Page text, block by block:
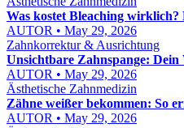
Was kostet Bleaching
AUTOR • May 29, 2026
Zahnkorrektur & Ausrichtung
Unsichtbare Zahnspange:
AUTOR • May 29, 2026
Ästhetische Zahnmedizin
Zähne weißer bekommen: So
AUTOR • May 29, 2026